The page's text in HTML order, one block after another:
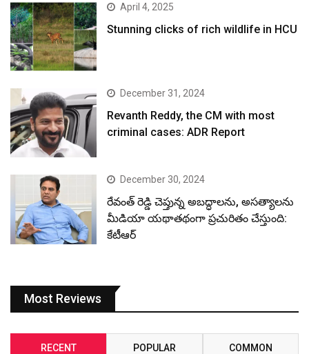
April 4, 2025
Stunning clicks of rich wildlife in HCU
December 31, 2024
Revanth Reddy, the CM with most
criminal cases: ADR Report
December 30, 2024
రేవంత్ రెడ్డి చెప్తున్న అబద్ధాలను, అసత్యాలను
మీడియా యథాతథంగా ప్రచురితం చేస్తుంది:
కేటీఆర్
Most Reviews
RECENT POPULAR COMMON